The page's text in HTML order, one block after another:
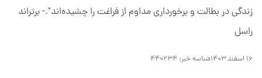
زندگى در بطالت و برخوردارى مداوم از فراغت را چشیده‌اند".- برتراند
راسل
۱۶ اسفند ۱۴۰۳ شناسه خبر: ۴۴۰۲۳۴